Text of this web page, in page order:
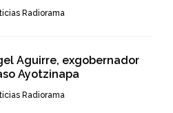
Radiorama
Aguirre, exgobernador
Ayotzinapa
Radiorama